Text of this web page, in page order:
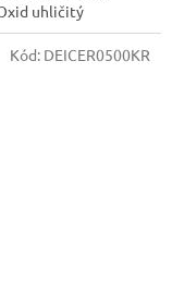
uhličitý
Kód: DEICER0500KR